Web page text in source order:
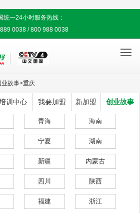
统一24小时服务热线：
0038 / 800 988 0038

业故事>重庆
训中心 我要加盟 新加盟 创业故事
青海 海南
宁夏 湖南
新疆 内蒙古
四川 陕西
福建 浙江